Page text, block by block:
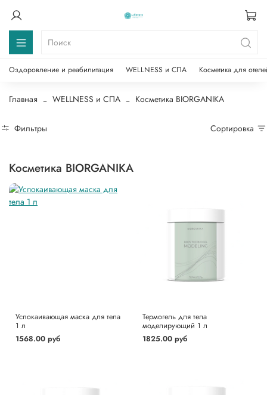
Оздоровление и реабилитация WELLNESS и СПА Косметика для
Главная WELLNESS и СПА Косметика BIORGANIKA
Фильтры Сортировка
Косметика BIORGANIKA
Успокаивающая маска для тела
1 л
1568.00 руб
Термогель для тела
моделирующий 1 л
1825.00 руб